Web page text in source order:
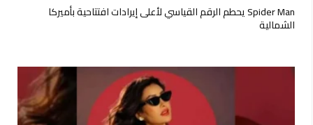
Spider Man يحطم الرقم القياسي لأعلى إيرادات افتتاحية بأميركا
الشمالية